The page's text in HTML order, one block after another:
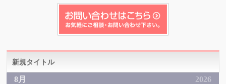
新規タイトル
8月 2026